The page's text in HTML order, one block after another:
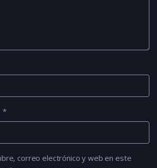
*
correo electrónico y web en este